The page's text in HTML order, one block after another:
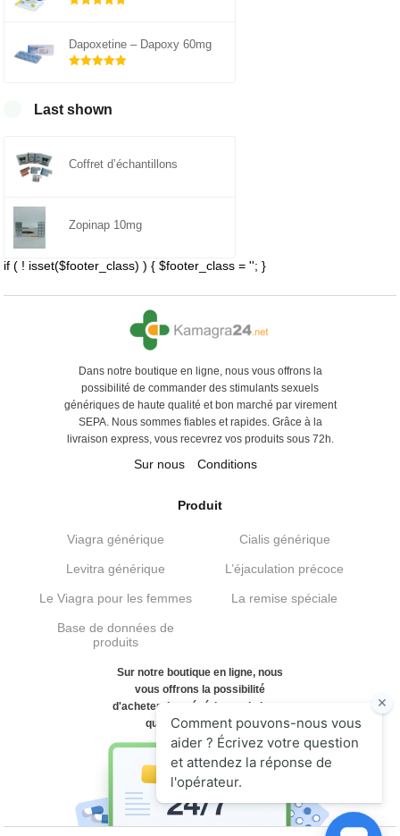
Dapoxetine – Dapoxy 60mg
Last shown
Coffret d’échantillons
Zopinap 10mg
if ( ! isset($footer_class) ) { $footer_class = ''; }
Dans notre boutique en ligne, nous vous offrons la
possibilité de commander des stimulants sexuels
génériques de haute qualité et bon marché par virement
SEPA. Nous sommes fiables et rapides. Grâce à la
livraison express, vous recevrez vos produits sous 72h.
Sur nous Conditions
Produit
Viagra générique Cialis générique
Levitra générique L’éjaculation précoce
Le Viagra pour les femmes La remise spéciale
Base de données de
produits
Sur notre boutique en ligne, nous
vous offrons la possibilité
d'acheter des génériques de haute
qualité et bon marché